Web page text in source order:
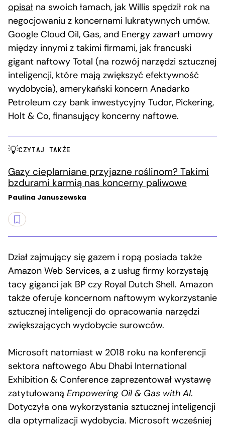
opisał na swoich łamach, jak Willis spędził rok na
negocjowaniu z koncernami lukratywnych umów.
Google Cloud Oil, Gas, and Energy zawarł umowy
między innymi z takimi firmami, jak francuski
gigant naftowy Total (na rozwój narzędzi sztucznej
inteligencji, które mają zwiększyć efektywność
wydobycia), amerykański koncern Anadarko
Petroleum czy bank inwestycyjny Tudor, Pickering,
Holt & Co, finansujący koncerny naftowe.
CZYTAJ TAKŻE
Gazy cieplarniane przyjazne roślinom? Takimi
bzdurami karmią nas koncerny paliwowe
Paulina Januszewska
Dział zajmujący się gazem i ropą posiada także
Amazon Web Services, a z usług firmy korzystają
tacy giganci jak BP czy Royal Dutch Shell. Amazon
także oferuje koncernom naftowym wykorzystanie
sztucznej inteligencji do opracowania narzędzi
zwiększających wydobycie surowców.
Microsoft natomiast w 2018 roku na konferencji
sektora naftowego Abu Dhabi International
Exhibition & Conference zaprezentował wystawę
zatytułowaną Empowering Oil & Gas with AI.
Dotyczyła ona wykorzystania sztucznej inteligencji
dla optymalizacji wydobycia. Microsoft wcześniej